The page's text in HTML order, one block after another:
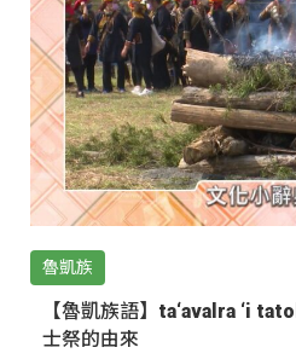
魯凱族
【魯凱族語】ta‘avalra ‘i
士祭的由來